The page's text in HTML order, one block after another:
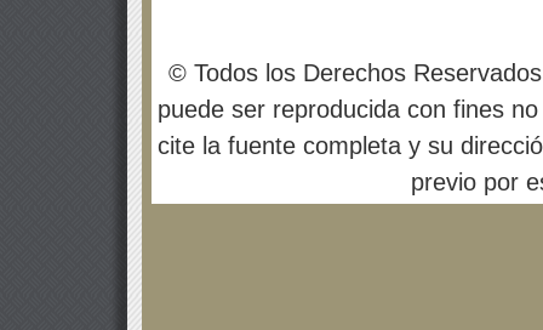
© Todos los Derechos
puede ser reproducida con fines
cite la fuente completa y su
previo por